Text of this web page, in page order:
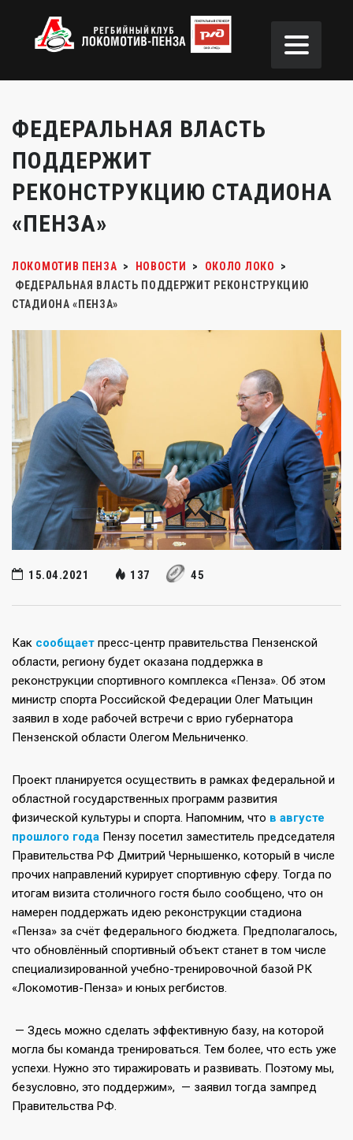
ФЕДЕРАЛЬНАЯ ВЛАСТЬ
ПОДДЕРЖИТ
РЕКОНСТРУКЦИЮ СТАДИОНА
«ПЕНЗА»
ЛОКОМОТИВ ПЕНЗА > НОВОСТИ > ОКОЛО ЛОКО
>
ФЕДЕРАЛЬНАЯ ВЛАСТЬ ПОДДЕРЖИТ РЕКОНСТРУКЦИЮ
СТАДИОНА «ПЕНЗА»
15.04.2021 137 45
Как сообщает пресс-центр правительства Пензенской
области, региону будет оказана поддержка в
реконструкции спортивного комплекса «Пенза». Об этом
министр спорта Российской Федерации Олег Матыцин
заявил в ходе рабочей встречи с врио губернатора
Пензенской области Олегом Мельниченко.
Проект планируется осуществить в рамках федеральной и
областной государственных программ развития
физической культуры и спорта. Напомним, что в августе
прошлого года Пензу посетил заместитель председателя
Правительства РФ Дмитрий Чернышенко, который в числе
прочих направлений курирует спортивную сферу. Тогда по
итогам визита столичного гостя было сообщено, что он
намерен поддержать идею реконструкции стадиона
«Пенза» за счёт федерального бюджета. Предполагалось,
что обновлённый спортивный объект станет в том числе
специализированной учебно-тренировочной базой РК
«Локомотив-Пенза» и юных регбистов.
— Здесь можно сделать эффективную базу, на которой
могла бы команда тренироваться. Тем более, что есть уже
успехи. Нужно это тиражировать и развивать. Поэтому мы,
безусловно, это поддержим», — заявил тогда зампред
Правительства РФ.